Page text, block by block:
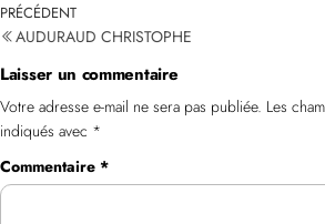
PRÉCÉDENT
AUDURAUD CHRISTOPHE
Laisser un commentaire
Votre adresse e-mail ne sera pas publiée. Les
indiqués avec *
Commentaire *